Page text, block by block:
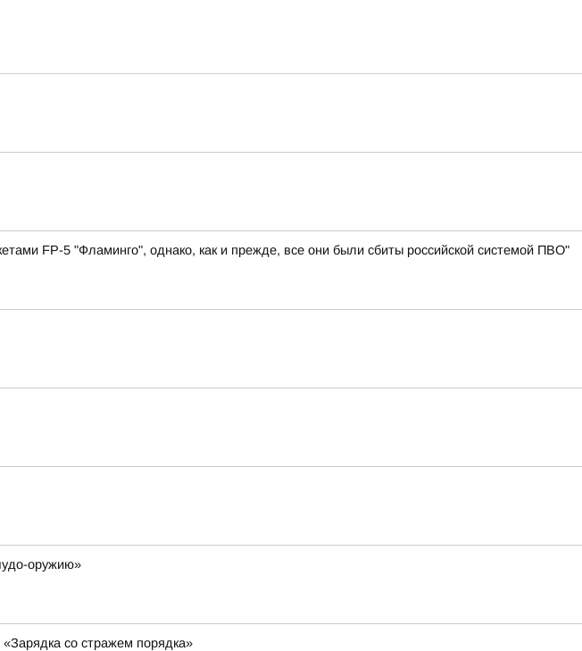
FP-5 "Фламинго", однако, как и прежде, все они были сбиты российской системой ПВО"
оружию»
со стражем порядка»